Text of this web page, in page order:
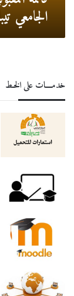
الجامعي
خدمــــات على الخـط